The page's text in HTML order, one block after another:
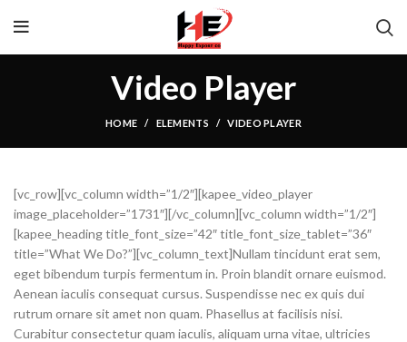
Video Player
HOME ELEMENTS VIDEO PLAYER
[vc_row][vc_column width=”1/2″][kapee_video_player
image_placeholder=”1731″][/vc_column][vc_column width=”1/2″]
[kapee_heading title_font_size=”42″ title_font_size_tablet=”36″
title=”What We Do?”][vc_column_text]Nullam tincidunt erat sem,
eget bibendum turpis fermentum in. Proin blandit ornare euismod.
Aenean iaculis consequat cursus. Suspendisse nec ex quis dui
rutrum ornare sit amet non quam. Phasellus at facilisis nisi.
Curabitur consectetur quam iaculis, aliquam urna vitae, ultricies